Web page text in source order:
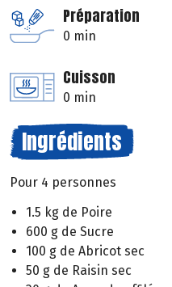
Préparation
0 min
Cuisson
0 min
Ingrédients
Pour 4 personnes
1.5 kg de Poire
600 g de Sucre
100 g de Abricot sec
50 g de Raisin sec